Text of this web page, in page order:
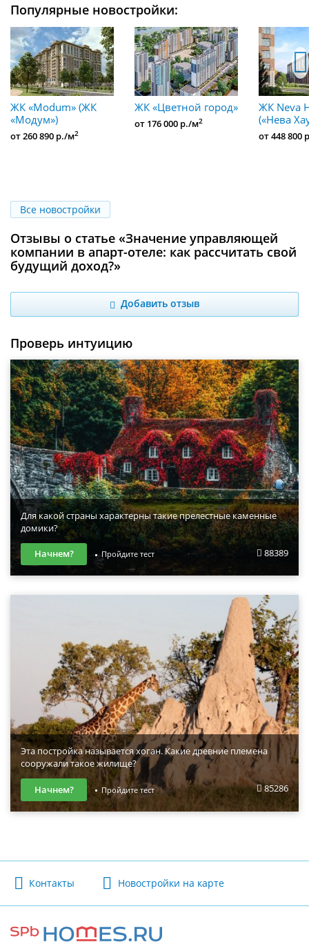
Популярные новостройки:
ЖК «Modum» (ЖК
«Модум»)
от 260 890 р./м2
ЖК «Цветной город»
от 176 000 р./м2
ЖК Neva
(«Нева
от 448 800
Все новостройки
Отзывы о статье «Значение управляющей
компании в апарт-отеле: как рассчитать свой
будущий доход?»
Добавить отзыв
Проверь интуицию
Для какой страны характерны такие прелестные каменные
домики?
88389
Начнем? Пройдите тест
Эта постройка называется хоган. Какие древние племена
сооружали такое жилище?
85286
Начнем? Пройдите тест
Контакты Новостройки на карте